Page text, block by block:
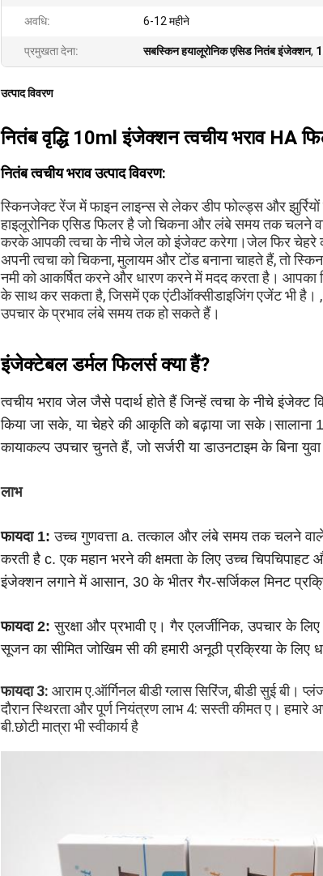
अवधि: 6-12 महीने
प्रमुखता देना: सबस्किन हयालूरोनिक एसिड नितंब इंजेक्शन,
उत्पाद विवरण
नितंब वृद्धि 10ml इंजेक्शन त्वचीय भराव HA
नितंब त्वचीय भराव उत्पाद विवरण:
स्किनजेक्ट रेंज में फाइन लाइन्स से लेकर डीप फोल्ड्स और
हाइलूरोनिक एसिड फिलर है जो चिकना और लंबे समय तक चलने
करके आपकी त्वचा के नीचे जेल को इंजेक्ट करेगा।जेल फिर चेहरे की
अपनी त्वचा को चिकना, मुलायम और टोंड बनाना चाहते हैं, तो
नमी को आकर्षित करने और धारण करने में मदद करता है।
के साथ कर सकता है, जिसमें एक एंटीऑक्सीडाइजिंग एजेंट भी है।
उपचार के प्रभाव लंबे समय तक हो सकते हैं।
इंजेक्टेबल डर्मल फिलर्स क्या हैं?
त्वचीय भराव जेल जैसे पदार्थ होते हैं जिन्हें त्वचा के नीचे इंजेक्ट
किया जा सके, या चेहरे की आकृति को बढ़ाया जा
कायाकल्प उपचार चुनते हैं, जो सर्जरी या डाउनटाइम के बिना
लाभ
फायदा 1: उच्च गुणवत्ता a. तत्काल और लंबे समय तक चलने
करती है c. एक महान भरने की क्षमता के लिए उच्च
इंजेक्शन लगाने में आसान, 30 के भीतर गैर-सर्जिकल मिनट
फायदा 2: सुरक्षा और प्रभावी ए। गैर एलर्जीनिक, उपचार के
सूजन का सीमित जोखिम सी की हमारी अनूठी प्रक्रिया के
फायदा 3: आराम ए.ऑर्गिनल बीडी ग्लास सिरिंज, बीडी सुई बी।
दौरान स्थिरता और पूर्ण नियंत्रण लाभ 4: सस्ती कीमत ए।
बी.छोटी मात्रा भी स्वीकार्य है